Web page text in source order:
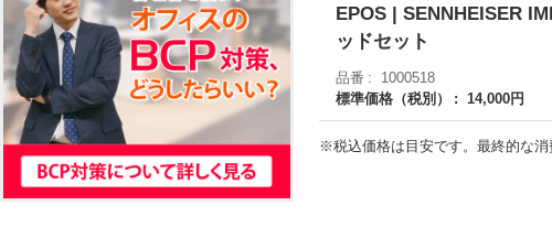
EPOS | SENNHEISER
ッドセット
品番
1000518
標準価格（税別）
14,000円
※税込価格は目安です。最終的な消